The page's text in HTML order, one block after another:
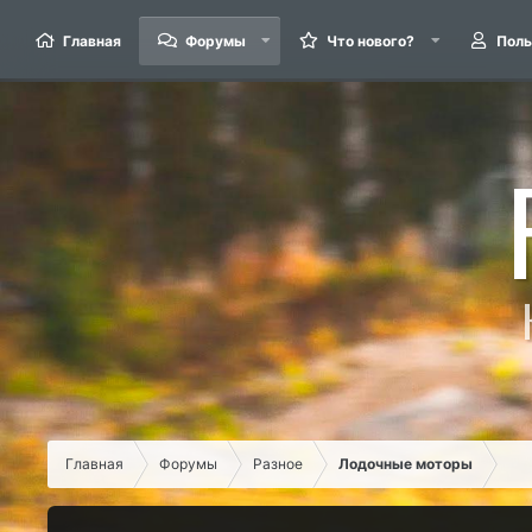
Главная Форумы Что нового?
Главная Форумы Разное Лодочные моторы